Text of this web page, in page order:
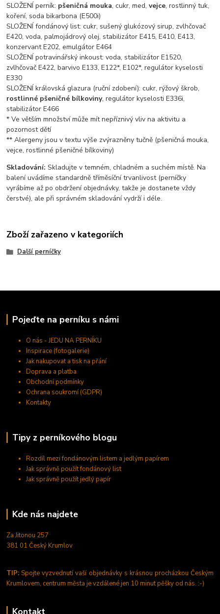
SLOŽENÍ perník: pšeničná mouka, cukr, med,vejce, rostlinný tuk,
koření, soda bikarbona (E500i)
SLOŽENÍ fondánový list: cukr, sušený glukózový sirup, zvlhčovač
E420, voda, palmojádrový olej, stabilizátor E415, E410, E413,
konzervant E202, emulgátor E464
SLOŽENÍ potravinářský inkoust: voda, stabilizátor E1520,
zvlhčovač E422, barvivo E133, E122*, E102*, regulátor kyselosti
E330
SLOŽENÍ královská glazura (ruční zdobení): cukr, rýžový škrob,
rostlinné pšeničné bílkoviny, regulátor kyselosti E336i,
stabilizátor E466
* Ve větším množství může mít nepříznivý vliv na aktivitu a
pozornost dětí
** Alergeny jsou v textu výše zvýrazněny tučně (pšeničná mouka,
vejce, rostlinné pšeničné bílkoviny)
Skladování: Skladujte v temném, chladném a suchém místě. Na
balení uvádíme standardně tříměsíční trvanlivost (perníčky
vyrábíme až po obdržení objednávky, takže je dostanete vždy
čerstvé), ale při správném skladování vydrží i déle.
Zboží zařazeno v kategoriích
Další perníčky
Pojeďte na perníku s námi
O nás - JEDU NA PERNÍKU
Inspirace (fotogalerie)
Jak nakupovat a tisk na přání
Doprava a platba
Obchodní podmínky
Ochrana soukromí (GDPR)
Kontakty
Tipy z perníkového blogu
Rozdíl mezi fondánovým listem a jedlým papírem
Jak správně použít fondánový list
Jak správně použít jedlý papír
Kde nás najdete
Za Jitonou 257
381 01 Český Krumlov
TIP: Spojte vyzvednutí vaší objednávky s krásnou procházkou Českým
Krumlovem, centrum města je vzdálené jen 10 minut pěšky od nás. :-)
Kontakt